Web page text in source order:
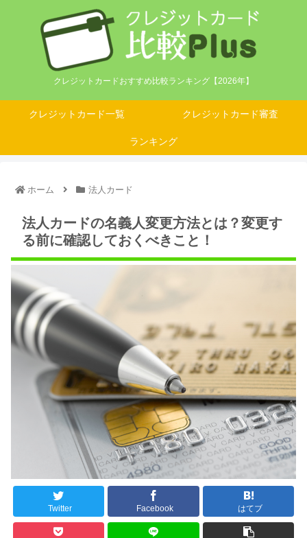
クレジットカードおすすめ比較ランキング【2026年】
クレジットカード一覧 クレジットカード審査
ランキング
ホーム 法人カード
法人カードの名義人変更方法とは？変更す
る前に確認しておくべきこと！
Twitter Facebook はてブ